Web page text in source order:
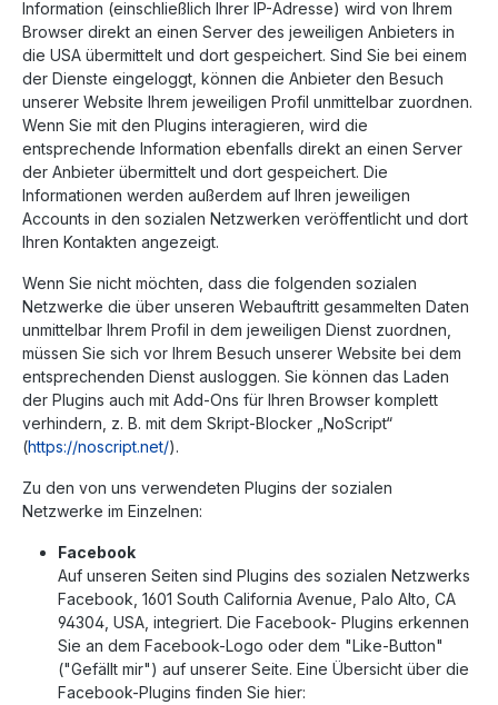
Information (einschließlich Ihrer IP-Adresse) wird von Ihrem
Browser direkt an einen Server des jeweiligen Anbieters in
die USA übermittelt und dort gespeichert. Sind Sie bei einem
der Dienste eingeloggt, können die Anbieter den Besuch
unserer Website Ihrem jeweiligen Profil unmittelbar zuordnen.
Wenn Sie mit den Plugins interagieren, wird die
entsprechende Information ebenfalls direkt an einen Server
der Anbieter übermittelt und dort gespeichert. Die
Informationen werden außerdem auf Ihren jeweiligen
Accounts in den sozialen Netzwerken veröffentlicht und dort
Ihren Kontakten angezeigt.
Wenn Sie nicht möchten, dass die folgenden sozialen
Netzwerke die über unseren Webauftritt gesammelten Daten
unmittelbar Ihrem Profil in dem jeweiligen Dienst zuordnen,
müssen Sie sich vor Ihrem Besuch unserer Website bei dem
entsprechenden Dienst ausloggen. Sie können das Laden
der Plugins auch mit Add-Ons für Ihren Browser komplett
verhindern, z. B. mit dem Skript-Blocker „NoScript“
(https://noscript.net/).
Zu den von uns verwendeten Plugins der sozialen
Netzwerke im Einzelnen:
Facebook
Auf unseren Seiten sind Plugins des sozialen Netzwerks
Facebook, 1601 South California Avenue, Palo Alto, CA
94304, USA, integriert. Die Facebook- Plugins erkennen
Sie an dem Facebook-Logo oder dem "Like-Button"
("Gefällt mir") auf unserer Seite. Eine Übersicht über die
Facebook-Plugins finden Sie hier: